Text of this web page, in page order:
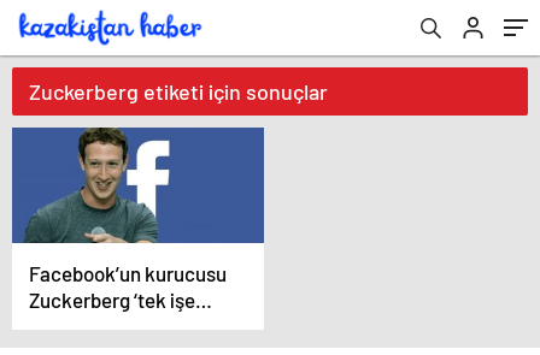
Zuckerberg etiketi için sonuçlar
Facebook’un kurucusu
Zuckerberg ‘tek işe
alım kuralını’ açıkladı